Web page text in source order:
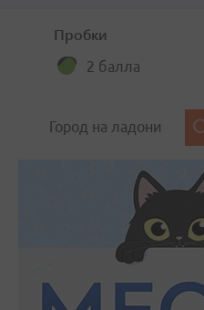
Пробки
2 балла
Город на ладони